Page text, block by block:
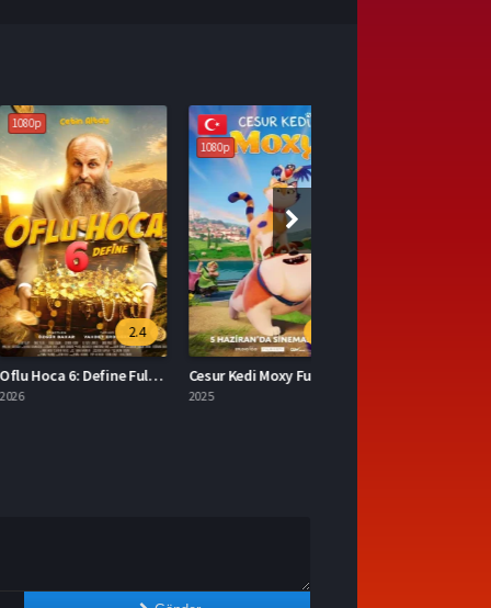
2.4
Oflu Hoca 6: Define Full İzle
1080p
7.0
Cesur Kedi Moxy Full HD İzle